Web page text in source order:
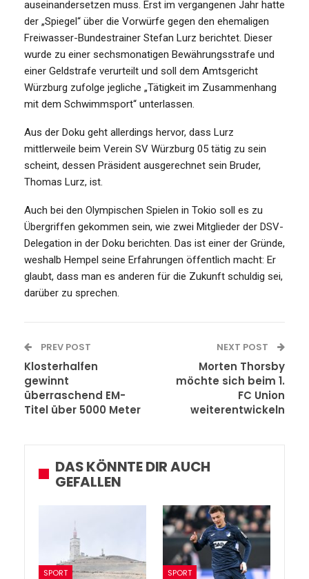
auseinandersetzen muss. Erst im vergangenen Jahr hatte
der „Spiegel“ über die Vorwürfe gegen den ehemaligen
Freiwasser-Bundestrainer Stefan Lurz berichtet. Dieser
wurde zu einer sechsmonatigen Bewährungsstrafe und
einer Geldstrafe verurteilt und soll dem Amtsgericht
Würzburg zufolge jegliche „Tätigkeit im Zusammenhang
mit dem Schwimmsport“ unterlassen.
Aus der Doku geht allerdings hervor, dass Lurz
mittlerweile beim Verein SV Würzburg 05 tätig zu sein
scheint, dessen Präsident ausgerechnet sein Bruder,
Thomas Lurz, ist.
Auch bei den Olympischen Spielen in Tokio soll es zu
Übergriffen gekommen sein, wie zwei Mitglieder der DSV-
Delegation in der Doku berichten. Das ist einer der Gründe,
weshalb Hempel seine Erfahrungen öffentlich macht: Er
glaubt, dass man es anderen für die Zukunft schuldig sei,
darüber zu sprechen.
PREV POST
Klosterhalfen
gewinnt
überraschend EM-
Titel über 5000 Meter
NEXT POST
Morten Thorsby
möchte sich beim 1.
FC Union
weiterentwickeln
DAS KÖNNTE DIR AUCH
GEFALLEN
SPORT SPORT